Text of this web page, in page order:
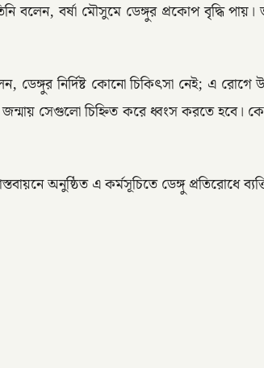
বর্ষা মৌসুমে ডেঙ্গুর প্রকোপ বৃদ্ধি
ডেঙ্গুর নির্দিষ্ট কোনো চিকিৎসা নেই; এ
জন্মায় সেগুলো চিহ্নিত করে ধ্বংস করতে
অনুষ্ঠিত এ কর্মসূচিতে ডেঙ্গু প্রতিরোধে